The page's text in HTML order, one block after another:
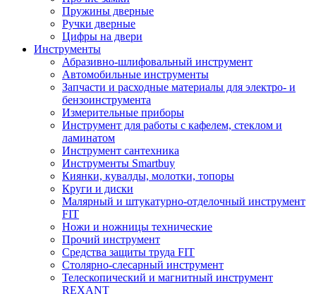
Пружины дверные
Ручки дверные
Цифры на двери
Инструменты
Абразивно-шлифовальный инструмент
Автомобильные инструменты
Запчасти и расходные материалы для электро- и
бензоинструмента
Измерительные приборы
Инструмент для работы с кафелем, стеклом и
ламинатом
Инструмент сантехника
Инструменты Smartbuy
Киянки, кувалды, молотки, топоры
Круги и диски
Малярный и штукатурно-отделочный инструмент
FIT
Ножи и ножницы технические
Прочий инструмент
Средства защиты труда FIT
Столярно-слесарный инструмент
Телескопический и магнитный инструмент
REXANT